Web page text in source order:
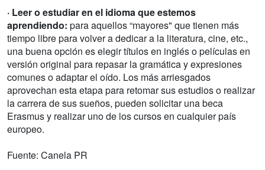
· Leer o estudiar en el idioma que estemos
aprendiendo: para aquellos “mayores" que tienen más
tiempo libre para volver a dedicar a la literatura, cine, etc.,
una buena opción es elegir títulos en inglés o películas en
versión original para repasar la gramática y expresiones
comunes o adaptar el oído. Los más arriesgados
aprovechan esta etapa para retomar sus estudios o realizar
la carrera de sus sueños, pueden solicitar una beca
Erasmus y realizar uno de los cursos en cualquier país
europeo.
Fuente: Canela PR